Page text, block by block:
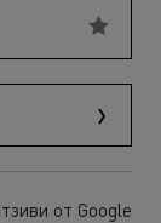
от Google